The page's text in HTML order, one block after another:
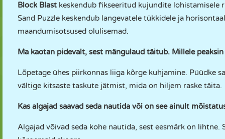
Block Blast keskendub fikseeritud kujundite lohistamisele
Sand Puzzle keskendub langevatele tükkidele ja
maandumisotsused olulisemad.
Ma kaotan pidevalt, sest mängulaud täitub. Millele peaksin
Lõpetage ühes piirkonnas liiga kõrge kuhjamine. Püüdke
vältige kitsaste taskute jätmist, mida on hiljem raske täita.
Kas algajad saavad seda nautida või on see ainult
Algajad võivad seda kohe nautida, sest eesmärk on